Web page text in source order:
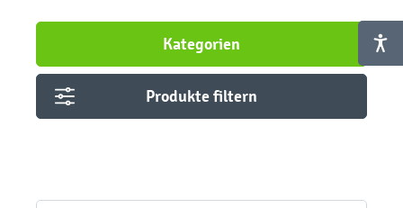
Kategorien
Produkte filtern